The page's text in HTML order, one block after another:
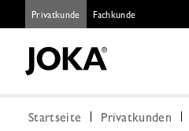
Privatkunde Fachkunde
Startseite Privatkunden